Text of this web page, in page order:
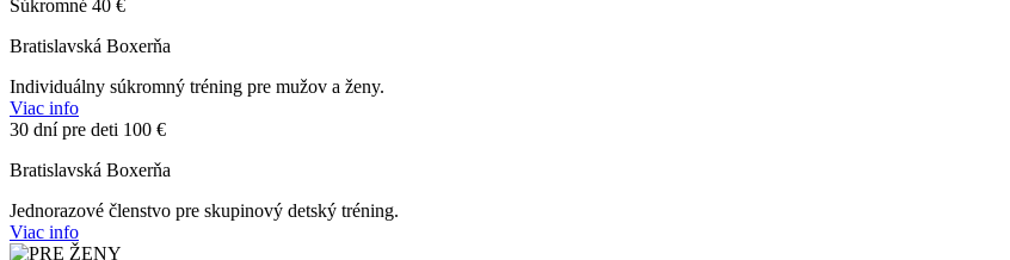
Súkromné 40 €
Bratislavská Boxerňa
Individuálny súkromný tréning pre mužov a ženy.
Viac info
30 dní pre deti 100 €
Bratislavská Boxerňa
Jednorazové členstvo pre skupinový detský tréning.
Viac info